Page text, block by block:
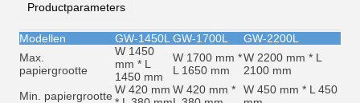
Productparameters
Modellen GW-1450L GW-1700L
GW-2200L
Max.
papiergrootte
W 1450
mm * L
1450 mm
W 1700 mm *
L 1650 mm
W 2200 mm * L
2100 mm
Min. papiergrootte W 420 mm W 420 mm *
W 450 mm * L 450